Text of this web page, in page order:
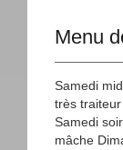
Menu
Samedi
très
Samedi
mâche